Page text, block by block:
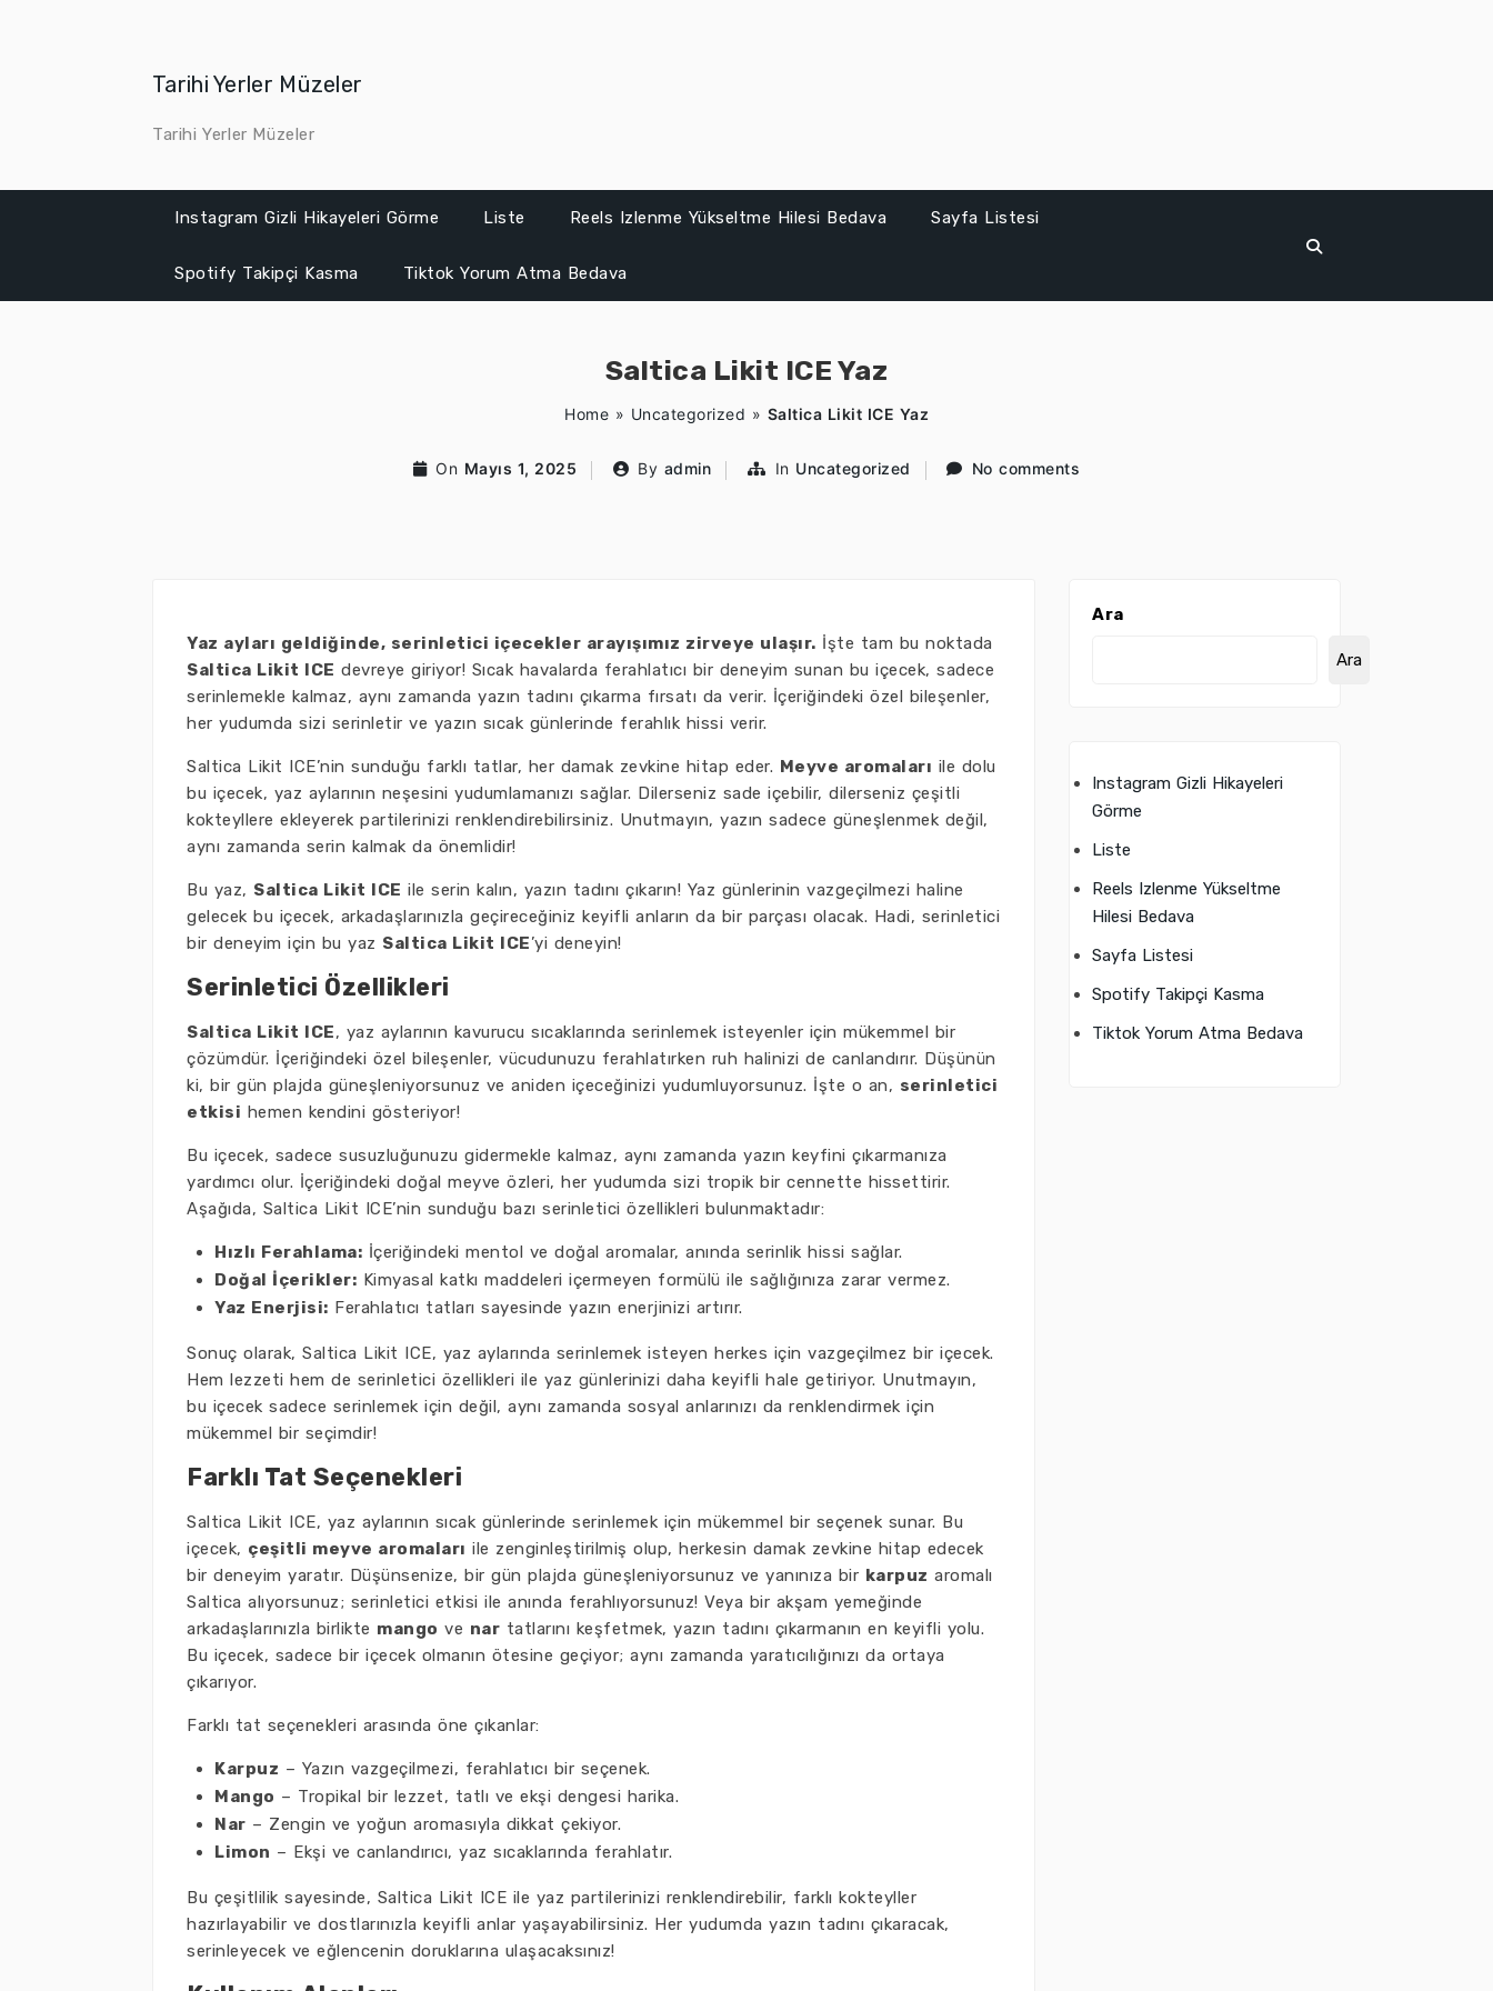
Tarihi Yerler Müzeler
Tarihi Yerler Müzeler
Instagram Gizli Hikayeleri Görme Liste Reels Izlenme Yükseltme Hilesi Bedava Sayfa Listesi
Spotify Takipçi Kasma Tiktok Yorum Atma Bedava
Saltica Likit ICE Yaz
Home » Uncategorized » Saltica Likit ICE Yaz
On Mayıs 1, 2025 By admin In Uncategorized No comments
Yaz ayları geldiğinde, serinletici içecekler arayışımız zirveye ulaşır. İşte tam bu noktada
Saltica Likit ICE devreye giriyor! Sıcak havalarda ferahlatıcı bir deneyim sunan bu içecek, sadece
serinlemekle kalmaz, aynı zamanda yazın tadını çıkarma fırsatı da verir. İçeriğindeki özel bileşenler,
her yudumda sizi serinletir ve yazın sıcak günlerinde ferahlık hissi verir.
Saltica Likit ICE’nin sunduğu farklı tatlar, her damak zevkine hitap eder. Meyve aromaları ile dolu
bu içecek, yaz aylarının neşesini yudumlamanızı sağlar. Dilerseniz sade içebilir, dilerseniz çeşitli
kokteyllere ekleyerek partilerinizi renklendirebilirsiniz. Unutmayın, yazın sadece güneşlenmek değil,
aynı zamanda serin kalmak da önemlidir!
Bu yaz, Saltica Likit ICE ile serin kalın, yazın tadını çıkarın! Yaz günlerinin vazgeçilmezi haline
gelecek bu içecek, arkadaşlarınızla geçireceğiniz keyifli anların da bir parçası olacak. Hadi, serinletici
bir deneyim için bu yaz Saltica Likit ICE’yi deneyin!
Serinletici Özellikleri
Saltica Likit ICE, yaz aylarının kavurucu sıcaklarında serinlemek isteyenler için mükemmel bir
çözümdür. İçeriğindeki özel bileşenler, vücudunuzu ferahlatırken ruh halinizi de canlandırır. Düşünün
ki, bir gün plajda güneşleniyorsunuz ve aniden içeceğinizi yudumluyorsunuz. İşte o an, serinletici
etkisi hemen kendini gösteriyor!
Bu içecek, sadece susuzluğunuzu gidermekle kalmaz, aynı zamanda yazın keyfini çıkarmanıza
yardımcı olur. İçeriğindeki doğal meyve özleri, her yudumda sizi tropik bir cennette hissettirir.
Aşağıda, Saltica Likit ICE’nin sunduğu bazı serinletici özellikleri bulunmaktadır:
Hızlı Ferahlama: İçeriğindeki mentol ve doğal aromalar, anında serinlik hissi sağlar.
Doğal İçerikler: Kimyasal katkı maddeleri içermeyen formülü ile sağlığınıza zarar vermez.
Yaz Enerjisi: Ferahlatıcı tatları sayesinde yazın enerjinizi artırır.
Sonuç olarak, Saltica Likit ICE, yaz aylarında serinlemek isteyen herkes için vazgeçilmez bir içecek.
Hem lezzeti hem de serinletici özellikleri ile yaz günlerinizi daha keyifli hale getiriyor. Unutmayın,
bu içecek sadece serinlemek için değil, aynı zamanda sosyal anlarınızı da renklendirmek için
mükemmel bir seçimdir!
Farklı Tat Seçenekleri
Saltica Likit ICE, yaz aylarının sıcak günlerinde serinlemek için mükemmel bir seçenek sunar. Bu
içecek, çeşitli meyve aromaları ile zenginleştirilmiş olup, herkesin damak zevkine hitap edecek
bir deneyim yaratır. Düşünsenize, bir gün plajda güneşleniyorsunuz ve yanınıza bir karpuz aromalı
Saltica alıyorsunuz; serinletici etkisi ile anında ferahlıyorsunuz! Veya bir akşam yemeğinde
arkadaşlarınızla birlikte mango ve nar tatlarını keşfetmek, yazın tadını çıkarmanın en keyifli yolu.
Bu içecek, sadece bir içecek olmanın ötesine geçiyor; aynı zamanda yaratıcılığınızı da ortaya
çıkarıyor.
Farklı tat seçenekleri arasında öne çıkanlar:
Karpuz – Yazın vazgeçilmezi, ferahlatıcı bir seçenek.
Mango – Tropikal bir lezzet, tatlı ve ekşi dengesi harika.
Nar – Zengin ve yoğun aromasıyla dikkat çekiyor.
Limon – Ekşi ve canlandırıcı, yaz sıcaklarında ferahlatır.
Bu çeşitlilik sayesinde, Saltica Likit ICE ile yaz partilerinizi renklendirebilir, farklı kokteyller
hazırlayabilir ve dostlarınızla keyifli anlar yaşayabilirsiniz. Her yudumda yazın tadını çıkaracak,
serinleyecek ve eğlencenin doruklarına ulaşacaksınız!
Ara
Ara
Instagram Gizli Hikayeleri
Görme
Liste
Reels Izlenme Yükseltme
Hilesi Bedava
Sayfa Listesi
Spotify Takipçi Kasma
Tiktok Yorum Atma Bedava